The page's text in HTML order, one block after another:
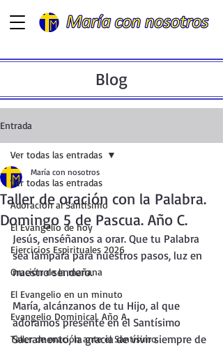
Blog
Entrada
Ver todas las entradas
Adoración al Santísimo
El Evangelio de hoy
Ejercicios Espirituales 2026
Oración de la mañana
El Evangelio en un minuto
Evangelio Dominical. Año A.
Taller de oración ante el Santísimo
Ver todas las entradas
Taller de oración con la Palabra.
Domingo 5 de Pascua. Año C.
María con nosotros
Jesús, enséñanos a orar. Que tu Palabra
sea lámpara para nuestros pasos, luz en
nuestro sendero.
María, alcánzanos de tu Hijo, al que
adoramos presente en el Santísimo
Sacramento, la gracia de vivir siempre de